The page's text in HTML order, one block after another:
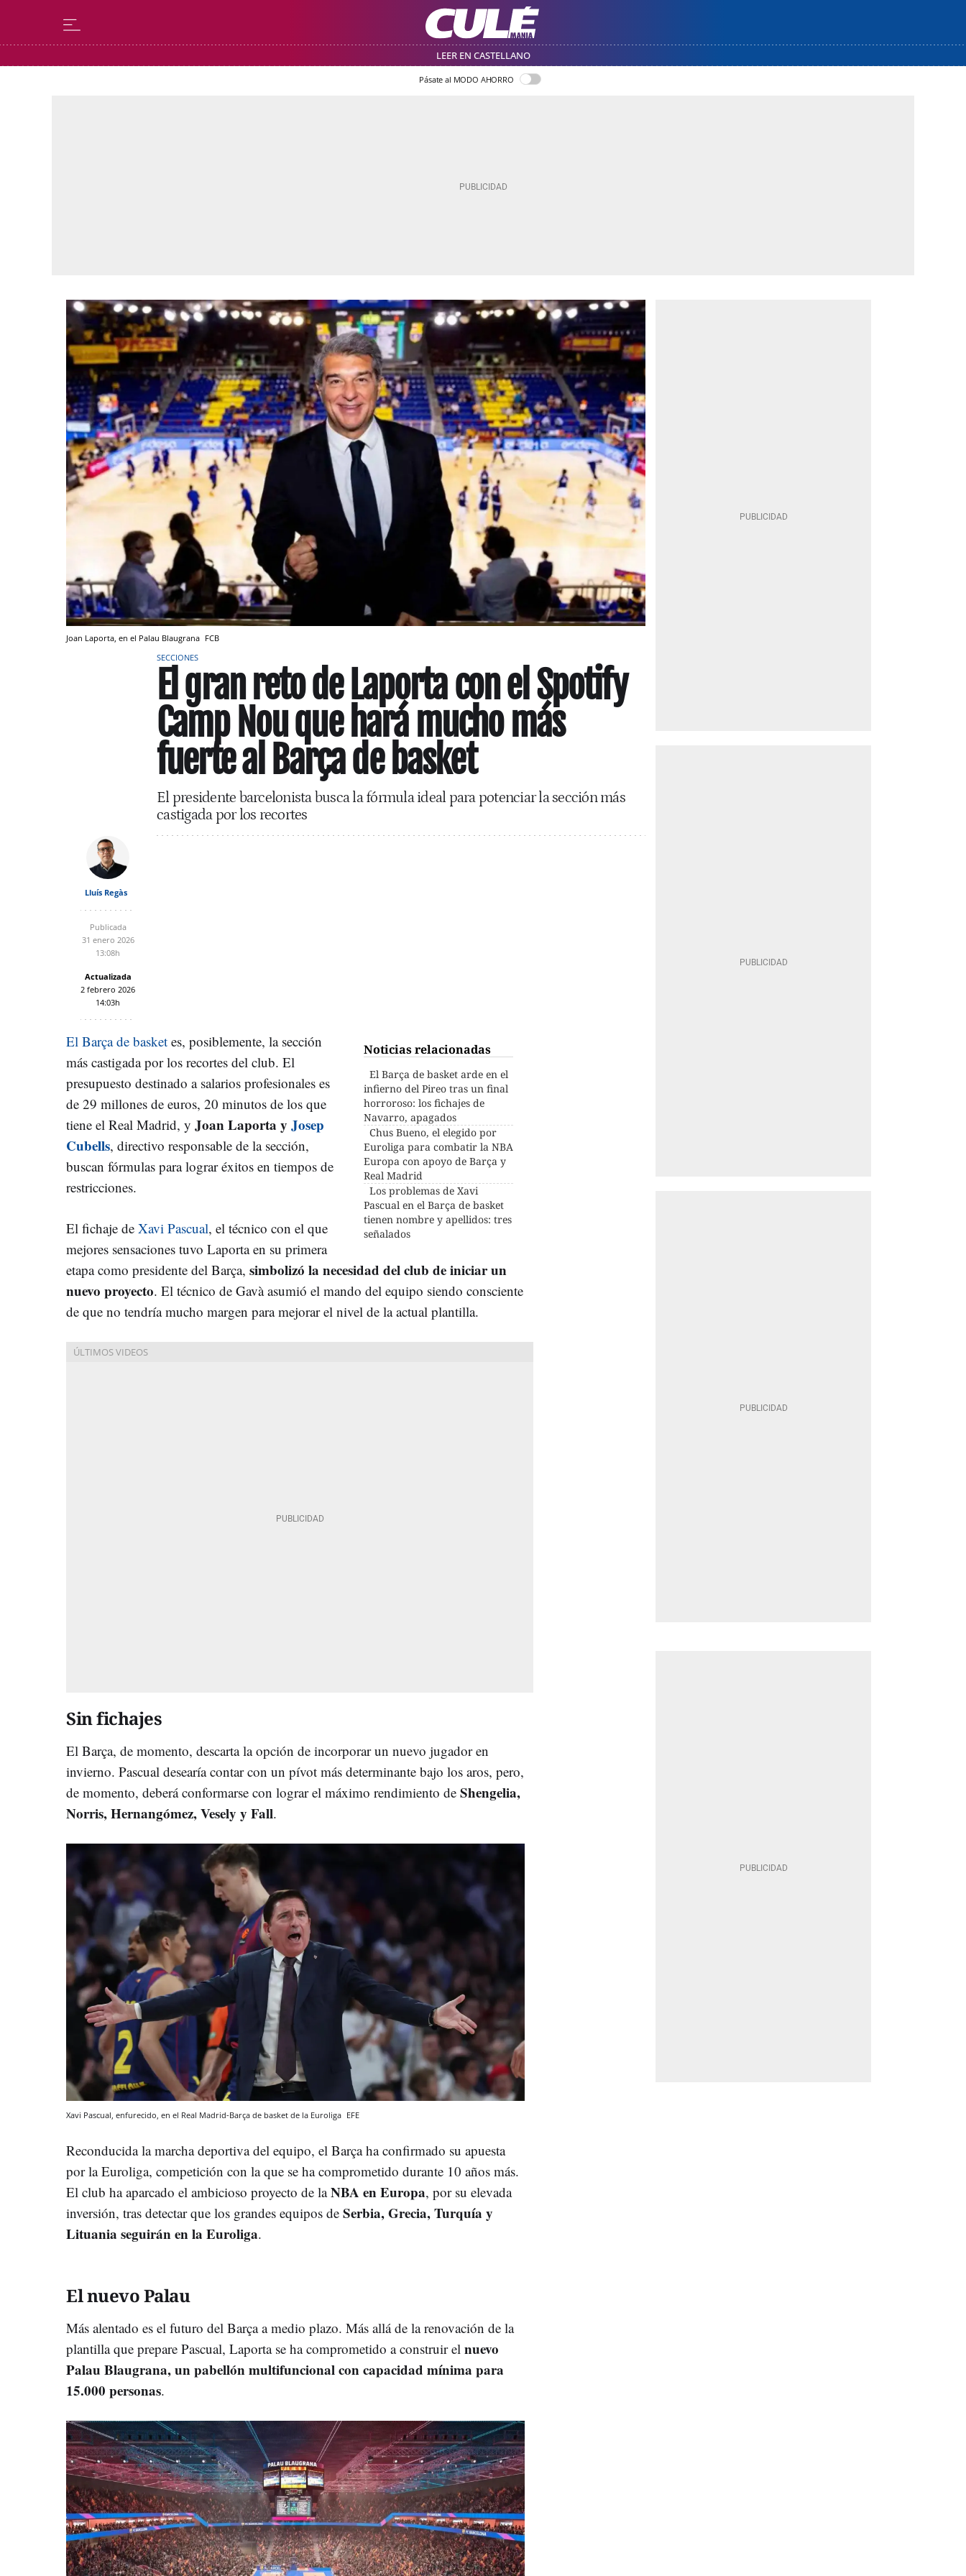
LEER EN CASTELLANO
Pásate al MODO AHORRO
Joan Laporta, en el Palau Blaugrana FCB
SECCIONES
El gran reto de Laporta con el Spotify
Camp Nou que hará mucho más
fuerte al Barça de basket
El presidente barcelonista busca la fórmula ideal para potenciar la sección más
castigada por los recortes
Lluís Regàs
Publicada
31 enero 2026
13:08h
Actualizada
2 febrero 2026
14:03h
Noticias relacionadas
El Barça de basket arde en el
infierno del Pireo tras un final
horroroso: los fichajes de
Navarro, apagados
Chus Bueno, el elegido por
Euroliga para combatir la NBA
Europa con apoyo de Barça y
Real Madrid
Los problemas de Xavi
Pascual en el Barça de basket
tienen nombre y apellidos: tres
señalados
El Barça de basket es, posiblemente, la sección
más castigada por los recortes del club. El
presupuesto destinado a salarios profesionales es
de 29 millones de euros, 20 minutos de los que
tiene el Real Madrid, y Joan Laporta y Josep
Cubells, directivo responsable de la sección,
buscan fórmulas para lograr éxitos en tiempos de
restricciones.
El fichaje de Xavi Pascual, el técnico con el que
mejores sensaciones tuvo Laporta en su primera
etapa como presidente del Barça, simbolizó la necesidad del club de iniciar un
nuevo proyecto. El técnico de Gavà asumió el mando del equipo siendo consciente
de que no tendría mucho margen para mejorar el nivel de la actual plantilla.
Sin fichajes
El Barça, de momento, descarta la opción de incorporar un nuevo jugador en
invierno. Pascual desearía contar con un pívot más determinante bajo los aros, pero,
de momento, deberá conformarse con lograr el máximo rendimiento de Shengelia,
Norris, Hernangómez, Vesely y Fall.
Xavi Pascual, enfurecido, en el Real Madrid-Barça de basket de la Euroliga EFE
Reconducida la marcha deportiva del equipo, el Barça ha confirmado su apuesta
por la Euroliga, competición con la que se ha comprometido durante 10 años más.
El club ha aparcado el ambicioso proyecto de laNBA en Europa, por su elevada
inversión, tras detectar que los grandes equipos de Serbia, Grecia, Turquía y
Lituania seguirán en la Euroliga.
El nuevo Palau
Más alentado es el futuro del Barça a medio plazo. Más allá de la renovación de la
plantilla que prepare Pascual, Laporta se ha comprometido a construir el nuevo
Palau Blaugrana, un pabellón multifuncional con capacidad mínima para
15.000 personas.